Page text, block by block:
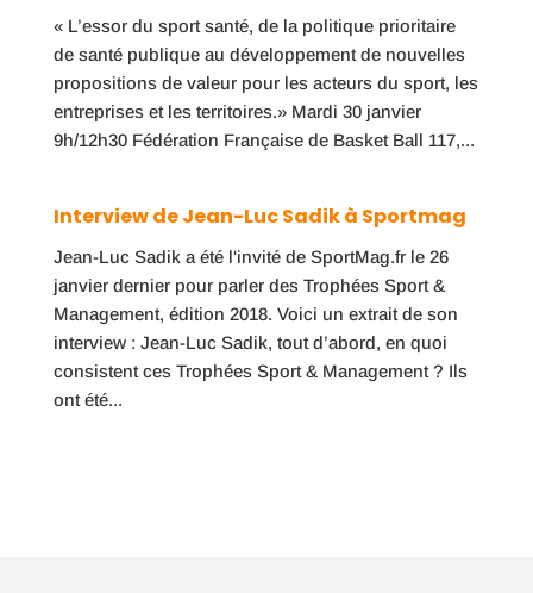
« L’essor du sport santé, de la politique prioritaire
de santé publique au développement de nouvelles
propositions de valeur pour les acteurs du sport, les
entreprises et les territoires.» Mardi 30 janvier
9h/12h30 Fédération Française de Basket Ball 117,...
Interview de Jean-Luc Sadik à Sportmag
Jean-Luc Sadik a été l'invité de SportMag.fr le 26
janvier dernier pour parler des Trophées Sport &
Management, édition 2018. Voici un extrait de son
interview : Jean-Luc Sadik, tout d’abord, en quoi
consistent ces Trophées Sport & Management ? Ils
ont été...